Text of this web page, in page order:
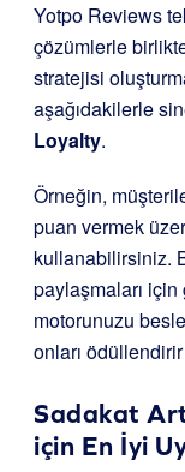
Yotpo Reviews
çözümlerle
stratejisi
aşağıdakilerle
Loyalty.
Örneğin,
puan vermek
kullanabilirsiniz.
paylaşmaları için
motorunuzu
onları
Sadakat
için En İyi